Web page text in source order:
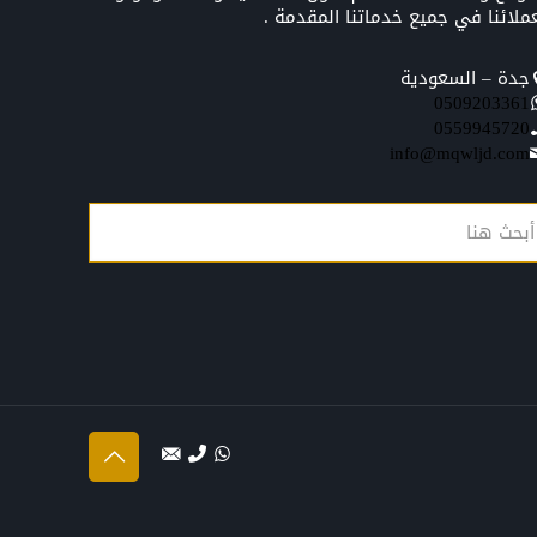
في جميع خدماتنا المقدمة .
جدة – السعودية
0509203361‬‏‬‏
0559945720
info@mqwljd.com